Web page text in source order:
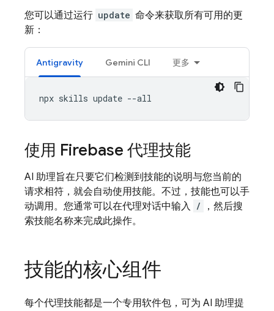
您可以通过运行 update 命令来获取所有可用的更
新：
Antigravity Gemini CLI 更多
使用 Firebase 代理技能
AI 助理旨在只要它们检测到技能的说明与您当前的
请求相符，就会自动使用技能。不过，技能也可以手
动调用。您通常可以在代理对话中输入 /
，然后搜
索技能名称来完成此操作。
技能的核心组件
每个代理技能都是一个专用软件包，可为 AI 助理提